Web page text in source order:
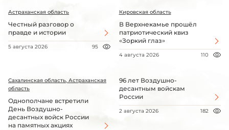
Астраханская область
Честный разговор о
правде и истории
5 августа 2026 95
Кировская область
В Верхнекамье прошёл
патриотический квиз
«Зоркий глаз»
4 августа 2026 110
Сахалинская область, Астраханская
область
Однополчане встретили
День Воздушно-
десантных войск России
на памятных акциях
96 лет Воздушно-
десантным войскам
России
2 августа 2026 182